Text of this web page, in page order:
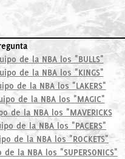
de la NBA los "BULLS"
de la NBA los "KINGS"
de la NBA los "LAKERS"
de la NBA los "MAGIC"
de la NBA los "MAVERICKS
de la NBA los "PACERS"
de la NBA los "ROCKETS"
la NBA los "SUPERSONICS"